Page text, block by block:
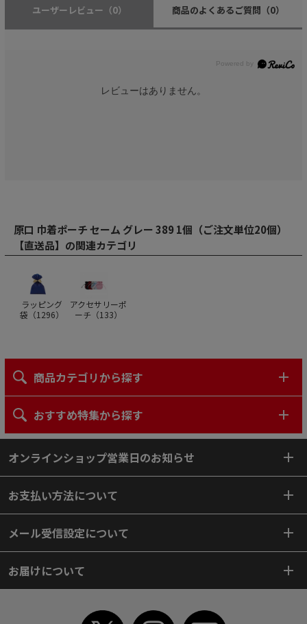
ユーザーレビュー （0） 商品のよくあるご質問 （0）
レビューはありません。
原口 巾着ポーチ セーム グレー 389 1個（ご注文単位20個）
【直送品】の関連カテゴリ
ラッピング
袋（1296）
アクセサリーポ
ーチ（133）
商品カテゴリから探す
おすすめ特集から探す
オンラインショップ営業日のお知らせ
お支払い方法について
メール受信設定について
お届けについて